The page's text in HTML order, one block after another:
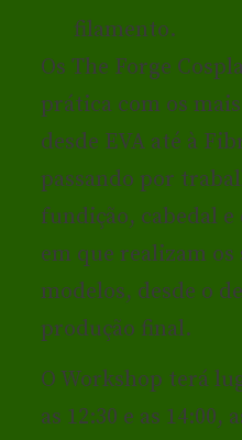
filamento.
Os The Forge
prática com os
desde EVA até à
passando por
fundição, cabedal
em que realizam
modelos, desde o
produção final.
O Workshop terá
as 12:30 e as 14:00,